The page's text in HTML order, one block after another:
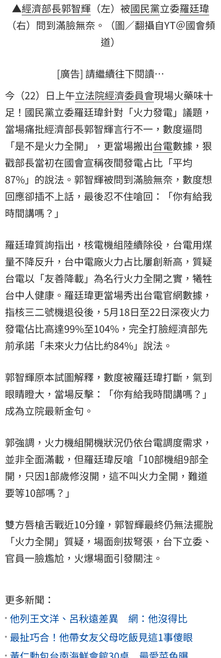
▲經濟部長郭智輝 （左）被國民黨立委羅廷瑋
（右）問到滿臉無奈。（圖／翻攝自YT＠國會頻
道）
[廣告] 請繼續往下閱讀…
今（22）日上午立法院經濟委員會現場火藥味十
足！國民黨立委羅廷瑋針對「火力發電」議題，
當場痛批經濟部長郭智輝言行不一，數度逼問
「是不是火力全開」，更當場搬出台電數據，狠
戳部長當初在國會宣稱夜間發電占比「平均
87%」的說法。郭智輝被問到滿臉無奈，數度想
回應卻插不上話，最後忍不住嗆回：「你有給我
時間講嗎？」
羅廷瑋質詢指出，核電機組陸續除役，台電用煤
量不降反升，台中電廠火力占比屢創新高，質疑
台電以「友善降載」為名行火力全開之實，犧牲
台中人健康。羅廷瑋更當場秀出台電官網數據，
指核三二號機退役後，5月18日至22日深夜火力
發電佔比高達99%至104%，完全打臉經濟部先
前承諾「未來火力佔比約84%」說法。
郭智輝原本試圖解釋，數度被羅廷瑋打斷，氣到
眼睛瞪大，當場反擊：「你有給我時間講嗎？」
成為立院最新金句。
郭強調，火力機組開機狀況仍依台電調度需求，
並非全面滿載，但羅廷瑋反嗆「10部機組9部全
開，只因1部歲修沒開，這不叫火力全開，難道
要等10部嗎？」
雙方唇槍舌戰近10分鐘，郭智輝最終仍無法擺脫
「火力全開」質疑，場面劍拔弩張，台下立委、
官員一臉尷尬，火爆場面引發關注。
更多新聞：
他列王文洋、呂秋遠差異 網：他沒得比
最扯巧合！他帶女友父母吃飯見這1事傻眼